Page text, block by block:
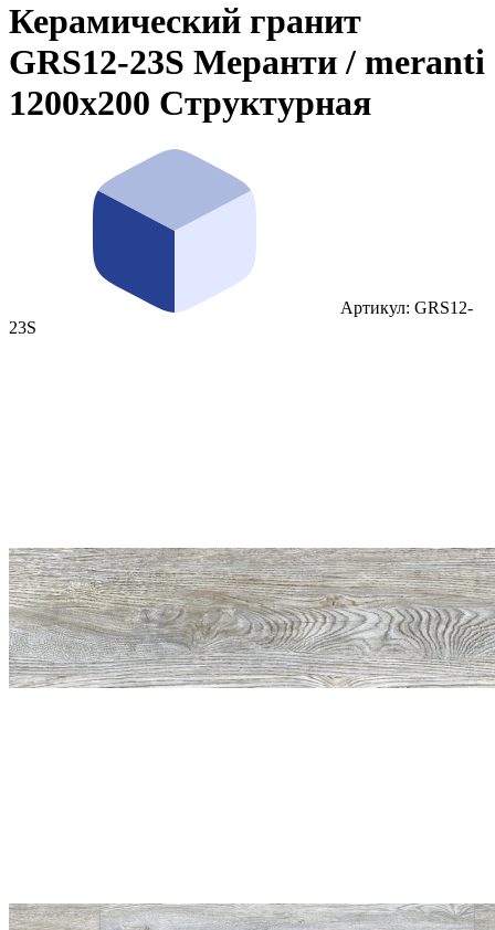
Керамический гранит
GRS12-23S Меранти / meranti
1200x200 Cтруктурная
Артикул: GRS12-
23S